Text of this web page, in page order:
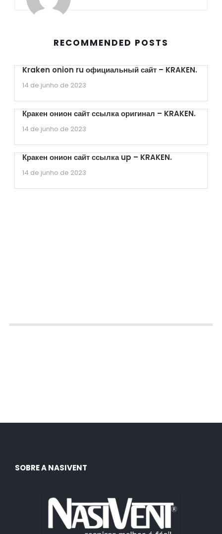
RECOMMENDED POSTS
Kraken onion ru официальный сайт – KRAKEN.
14 de junho de 2023
Кракен онион сайт ссылка оригинал – KRAKEN.
14 de junho de 2023
Кракен онион сайт ссылка up – KRAKEN.
14 de junho de 2023
SOBRE A NASIVENT